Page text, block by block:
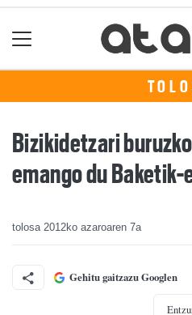
Bizikidetzari
emango du Baketik-
tolosa 2012ko azaroaren 7a
Gehitu gaitzazu Googlen